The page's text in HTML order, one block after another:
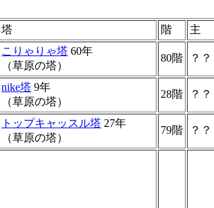
塔 階
主
こりゃりゃ塔 60年
（草原の塔）
80階 ？
nike塔 9年
（草原の塔）
28階 ？
トップキャッスル塔 27年
（草原の塔）
79階 ？